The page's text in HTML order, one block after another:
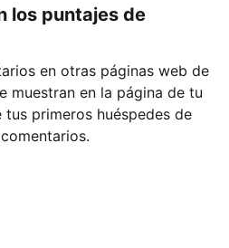
los puntajes de
en otras páginas web de
muestran en la página de tu
primeros huéspedes de